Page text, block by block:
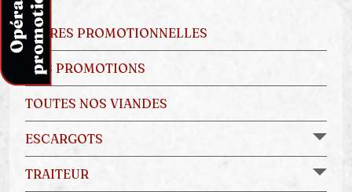
OFFRES PROMOTIONNELLES
NOS PROMOTIONS
TOUTES NOS VIANDES
ESCARGOTS
TRAITEUR